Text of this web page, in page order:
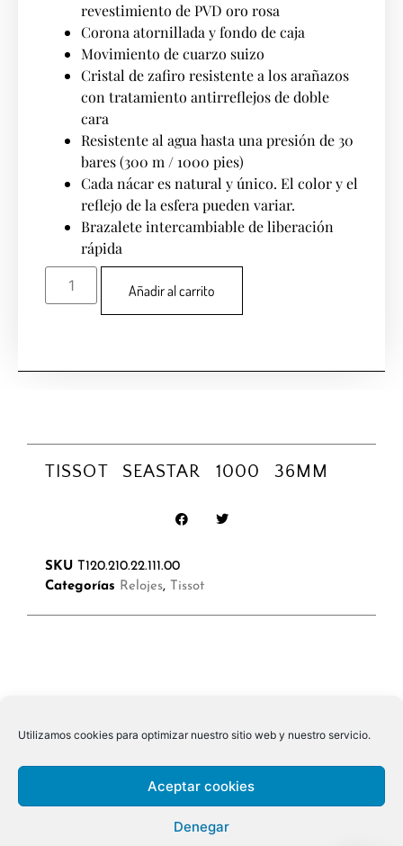
Utilizamos cookies para optimizar nuestro sitio web y nuestro servicio.
Aceptar cookies
Denegar
revestimiento de PVD oro rosa
Corona atornillada y fondo de caja
Movimiento de cuarzo suizo
Cristal de zafiro resistente a los arañazos
con tratamiento antirreflejos de doble
cara
Resistente al agua hasta una presión de 30
bares (300 m / 1000 pies)
Cada nácar es natural y único. El color y el
reflejo de la esfera pueden variar.
Brazalete intercambiable de liberación
rápida
Añadir al carrito
TISSOT SEASTAR 1000 36MM
SKU T120.210.22.111.00
Categorías Relojes, Tissot